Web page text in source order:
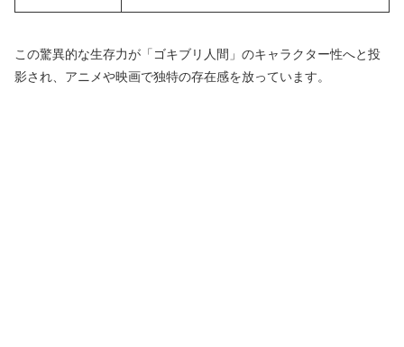
この驚異的な生存力が「ゴキブリ人間」のキャラクター性へと投
影され、アニメや映画で独特の存在感を放っています。